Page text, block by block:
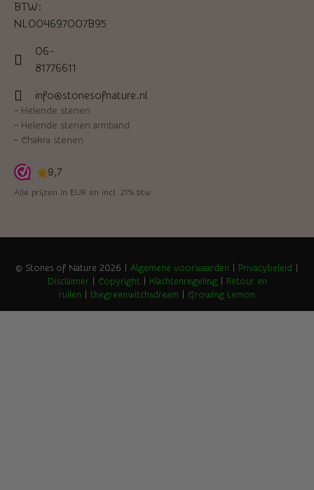
BTW:
NL004697007B95
06-
81776611
info@stonesofnature.nl
– Helende stenen
– Helende stenen armband
– Chakra stenen
Alle prijzen in EUR en incl. 21% btw
© Stones of Nature 2026 | Algemene voorwaarden | Privacybeleid |
Disclaimer| Copyright | Klachtenregeling| Retour en
ruilen | thegreenwitchsdream | Growing Lemon